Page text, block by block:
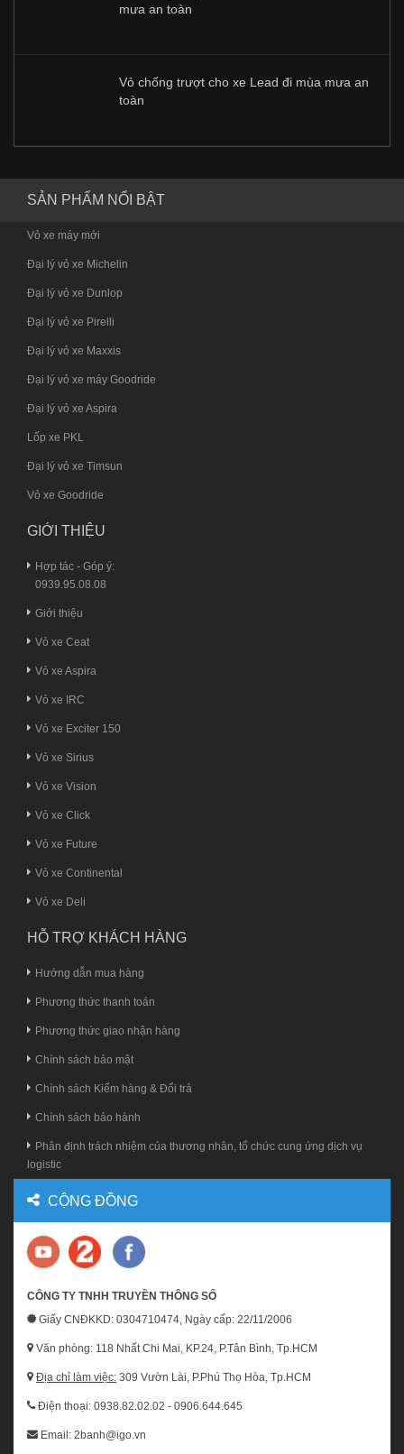
mưa an toàn
Vỏ chống trượt cho xe Lead đi mùa mưa an
toàn
SẢN PHẨM NỔI BẬT
Vỏ xe máy mới
Đại lý vỏ xe Michelin
Đại lý vỏ xe Dunlop
Đại lý vỏ xe Pirelli
Đại lý vỏ xe Maxxis
Đại lý vỏ xe máy Goodride
Đại lý vỏ xe Aspira
Lốp xe PKL
Đại lý vỏ xe Timsun
Vỏ xe Goodride
GIỚI THIỆU
Hợp tác - Góp ý:
0939.95.08.08
Giới thiệu
Vỏ xe Ceat
Vỏ xe Aspira
Vỏ xe IRC
Vỏ xe Exciter 150
Vỏ xe Sirius
Vỏ xe Vision
Vỏ xe Click
Vỏ xe Future
Vỏ xe Continental
Vỏ xe Deli
HỖ TRỢ KHÁCH HÀNG
Hướng dẫn mua hàng
Phương thức thanh toán
Phương thức giao nhận hàng
Chính sách bảo mật
Chính sách Kiểm hàng & Đổi trả
Chính sách bảo hành
Phân định trách nhiệm của thương nhân, tổ chức cung ứng dịch vụ
logistic
CỘNG ĐỒNG
CÔNG TY TNHH TRUYỀN THÔNG SỐ
Giấy CNĐKKD: 0304710474, Ngày cấp: 22/11/2006
Văn phòng: 118 Nhất Chi Mai, KP.24, P.Tân Bình, Tp.HCM
Địa chỉ làm việc: 309 Vườn Lài, P.Phú Thọ Hòa, Tp.HCM
Điện thoại: 0938.82.02.02 - 0906.644.645
Email: 2banh@igo.vn